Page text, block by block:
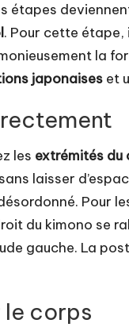
étapes
. Pour cette
la
japonaises et
les extrémités du
laisser
Pour
du kimono se
gauche. La
le corps